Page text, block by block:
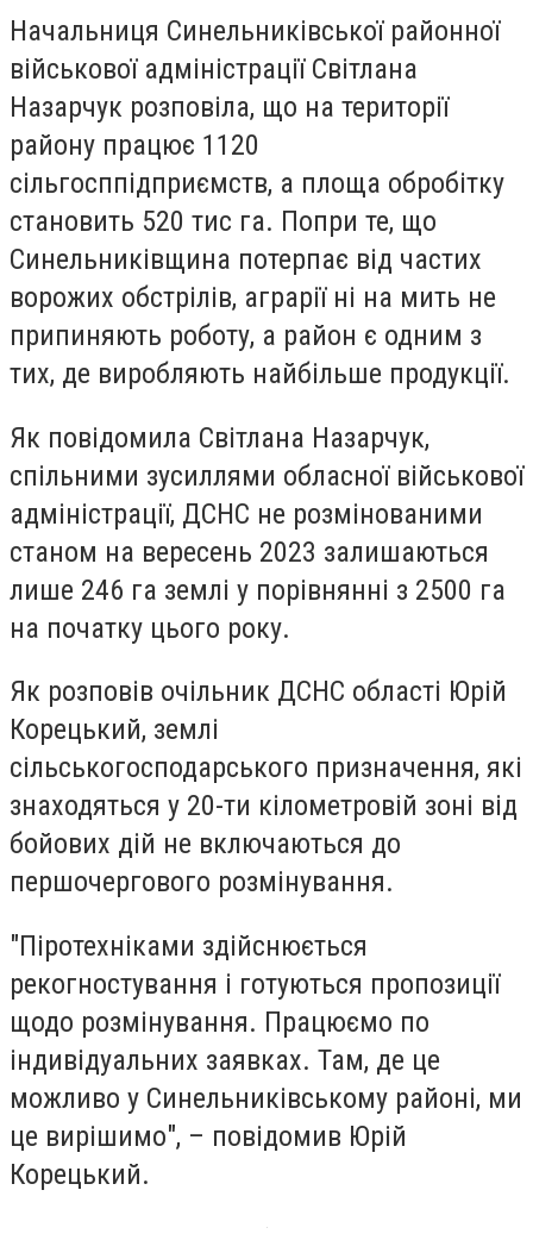
Начальниця Синельниківської районної
військової адміністрації Світлана
Назарчук розповіла, що на території
району працює 1120
сільгосппідприємств, а площа обробітку
становить 520 тис га. Попри те, що
Синельниківщина потерпає від частих
ворожих обстрілів, аграрії ні на мить не
припиняють роботу, а район є одним з
тих, де виробляють найбільше продукції.
Як повідомила Світлана Назарчук,
спільними зусиллями обласної військової
адміністрації, ДСНС не розмінованими
станом на вересень 2023 залишаються
лише 246 га землі у порівнянні з 2500 га
на початку цього року.
Як розповів очільник ДСНС області Юрій
Корецький, землі
сільськогосподарського призначення, які
знаходяться у 20-ти кілометровій зоні від
бойових дій не включаються до
першочергового розмінування.
"Піротехніками здійснюється
рекогностування і готуються пропозиції
щодо розмінування. Працюємо по
індивідуальних заявках. Там, де це
можливо у Синельниківському районі, ми
це вирішимо", – повідомив Юрій
Корецький.